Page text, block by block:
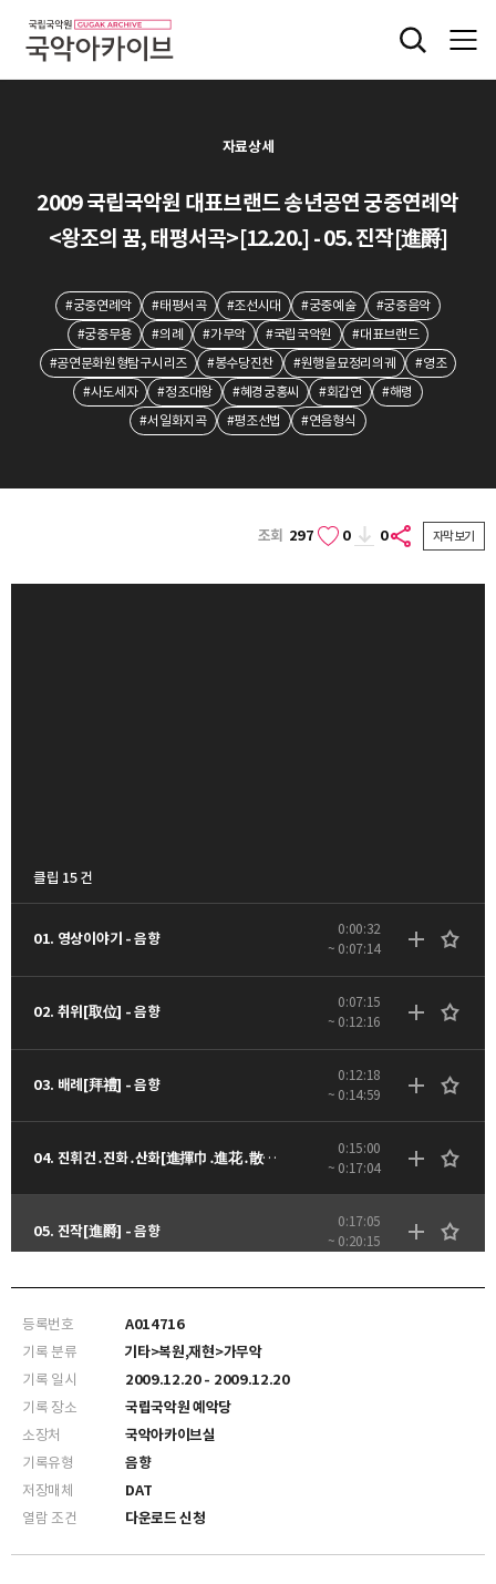
자료상세
2009 국립국악원 대표브랜드 송년공연 궁중연례악
<왕조의 꿈, 태평서곡>[12.20.] - 05. 진작[進爵]
#궁중연례악 #태평서곡 #조선시대 #궁중예술
#궁중음악
#궁중무용
#의례 #가무악 #국립국악원
#대표브랜드
#공연문화원형탐구시리즈
#봉수당진찬 #원행을묘정리의궤
#영조
#사도세자
#정조대왕 #혜경궁홍씨 #회갑연
#해령
#서일화지곡
#평조선법 #연음형식
조회 297 0 0 자막보기
클립 15 건
01. 영상이야기 - 음향
0:00:32
~ 0:07:14
02. 취위[取位] - 음향
0:07:15
~ 0:12:16
03. 배례[拜禮] - 음향
0:12:18
~ 0:14:59
04. 진휘건․진화․산화[進揮巾․進花․散花] - 음향
0:15:00
~ 0:17:04
05. 진작[進爵] - 음향
0:17:05
~ 0:20:15
0:20:16
07. 거작[擧爵] - 음향
09. 첫째 잔[第一爵] - 음향
등록번호
A014716
기록 분류
기타>복원,재현>가무악
기록 일시
2009.12.20 - 2009.12.20
기록 장소
국립국악원 예악당
소장처
국악아카이브실
기록유형
음향
저장매체
DAT
열람 조건
다운로드 신청